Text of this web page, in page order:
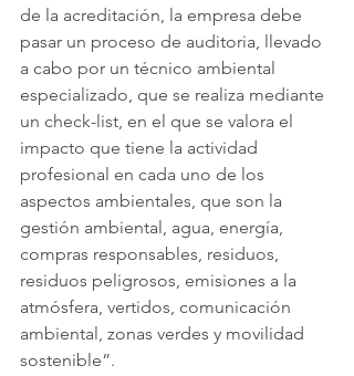
de la acreditación, la empresa debe
pasar un proceso de auditoria, llevado
a cabo por un técnico ambiental
especializado, que se realiza mediante
un check-list, en el que se valora el
impacto que tiene la actividad
profesional en cada uno de los
aspectos ambientales, que son la
gestión ambiental, agua, energía,
compras responsables, residuos,
residuos peligrosos, emisiones a la
atmósfera, vertidos, comunicación
ambiental, zonas verdes y movilidad
sostenible”.